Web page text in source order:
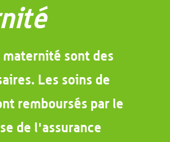
maternité sont des
Les soins de
remboursés par le
de l'assurance